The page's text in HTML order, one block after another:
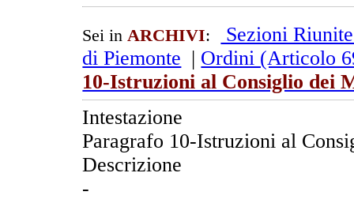
Sei inARCHIVI:
Sezioni
di Piemonte | Ordini (Articolo
10-Istruzioni al Consiglio dei
Intestazione
Paragrafo 10-Istruzioni al
Descrizione
-